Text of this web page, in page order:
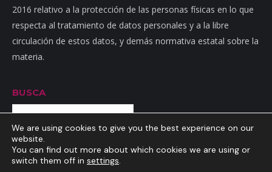
2016 relativo a la protección de las personas físicas en lo que
respecta al tratamiento de datos personales y a la libre
circulación de estos datos, y demás normativa estatal sobre la
materia.
BUSCA
Buscar
We are using cookies to give you the best experience on our
website.
You can find out more about which cookies we are using or
switch them off in settings.